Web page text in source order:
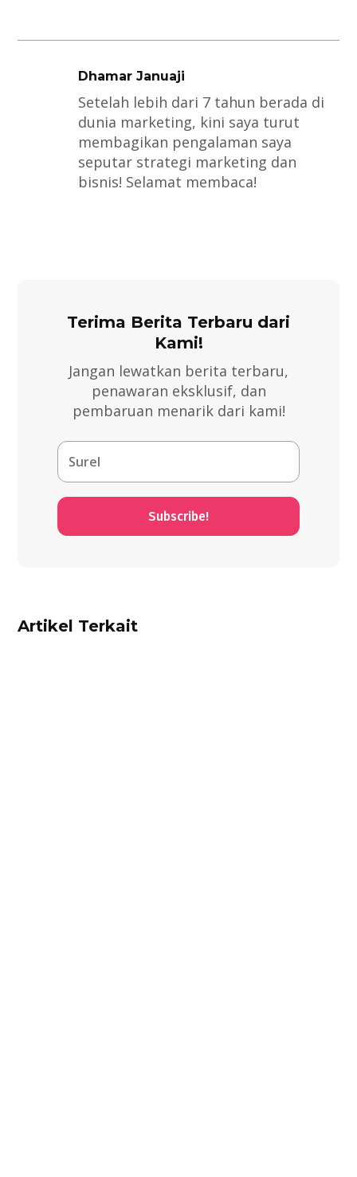
Dhamar Januaji
Setelah lebih dari 7 tahun berada di
dunia marketing, kini saya turut
membagikan pengalaman saya
seputar strategi marketing dan
bisnis! Selamat membaca!
Terima Berita Terbaru dari
Kami!
Jangan lewatkan berita terbaru,
penawaran eksklusif, dan
pembaruan menarik dari kami!
Subscribe!
Artikel Terkait